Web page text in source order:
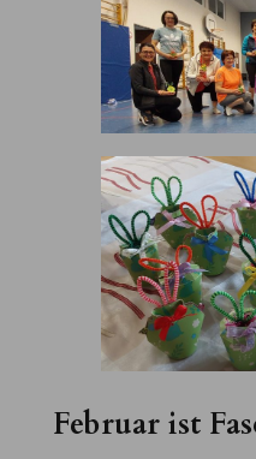
Februar ist